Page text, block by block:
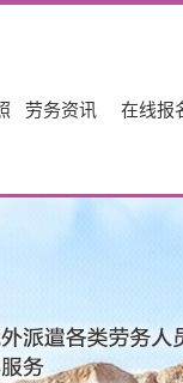
劳务资讯
行业新闻
在线报